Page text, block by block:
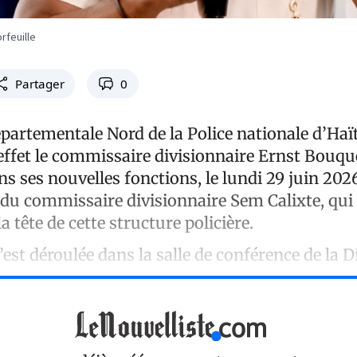
Partager 0
Nord de la Police nationale
le commissaire divisionnaire Ernst
ses nouvelles fonctions, le lundi 29 juin
commissaire divisionnaire Sem Calixte, qui
tête de cette structure policière.
déroulée dans la salle de conférence de la